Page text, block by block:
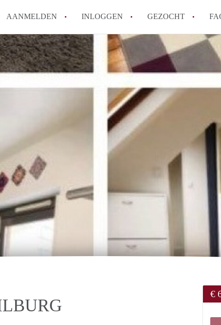
AANMELDEN INLOGGEN GEZOCHT
How to translate KamersTilburg!
Wat is KamersTilburg?
Wat is de privacyverklaring van
Berekent KamersTilburg
Alle veelgestelde vragen
€